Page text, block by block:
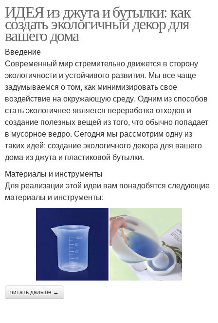
ИДЕЯ из джута и бутылки: как
создать экологичный декор для
вашего дома
Введение
Современный мир стремительно движется в сторону
экологичности и устойчивого развития. Мы все чаще
задумываемся о том, как минимизировать свое
воздействие на окружающую среду. Одним из способов
стать экологичнее является переработка отходов и
создание полезных вещей из того, что обычно попадает
в мусорное ведро. Сегодня мы рассмотрим одну из
таких идей: создание экологичного декора для вашего
дома из джута и пластиковой бутылки.
Материалы и инструменты
Для реализации этой идеи вам понадобятся следующие
материалы и инструменты:
читать дальше →